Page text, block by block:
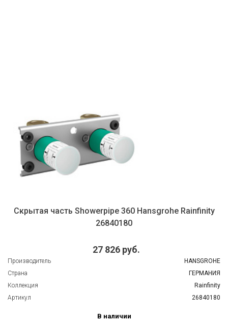
Скрытая часть Showerpipe 360 Hansgrohe Rainfinity
26840180
27 826 руб.
Производитель
HANSGROHE
Страна
ГЕРМАНИЯ
Коллекция
Rainfinity
Артикул
26840180
В наличии